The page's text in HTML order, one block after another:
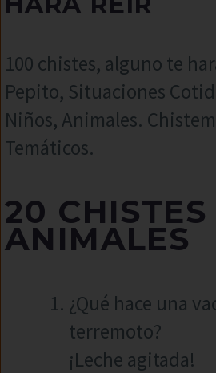
100 chistes, alguno te
Pepito, Situaciones
Niños, Animales.
Temáticos.
20 CHISTES
ANIMALES
¿Qué hace una
terremoto?
¡Leche agitada!